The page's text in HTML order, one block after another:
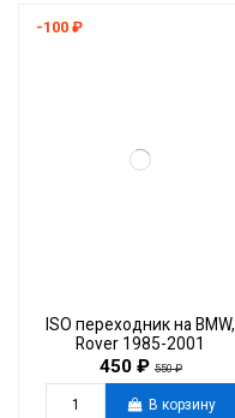
-100 ₽
ISO переходник на BMW,
Rover 1985-2001
450 ₽550 ₽
В корзину